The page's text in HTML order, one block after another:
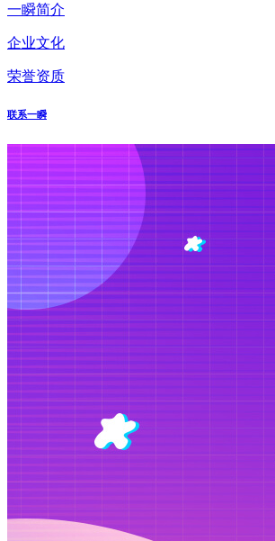
一瞬简介
企业文化
荣誉资质
联系一瞬